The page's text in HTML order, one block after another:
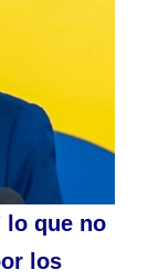
lo que no
los